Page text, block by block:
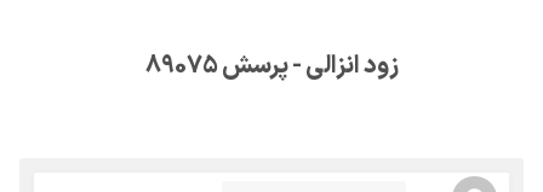
زود انزالی - پرسش 89075